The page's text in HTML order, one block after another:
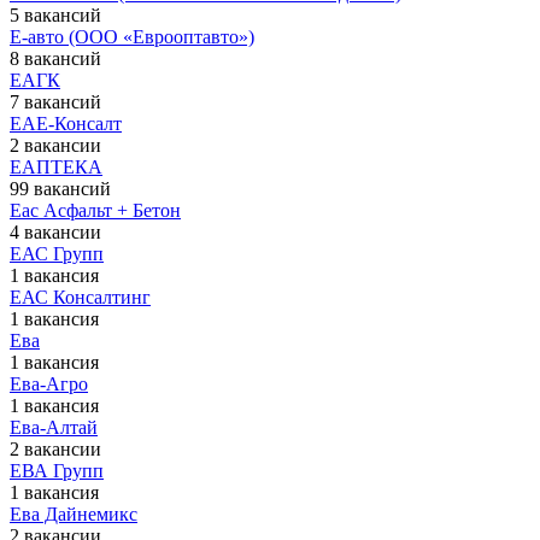
5 вакансий
Е-авто (ООО «Еврооптавто»)
8 вакансий
ЕАГК
7 вакансий
ЕАЕ-Консалт
2 вакансии
ЕАПТЕКА
99 вакансий
Еас Асфальт + Бетон
4 вакансии
ЕАС Групп
1 вакансия
ЕАС Консалтинг
1 вакансия
Ева
1 вакансия
Ева-Агро
1 вакансия
Ева-Алтай
2 вакансии
ЕВА Групп
1 вакансия
Ева Дайнемикс
2 вакансии